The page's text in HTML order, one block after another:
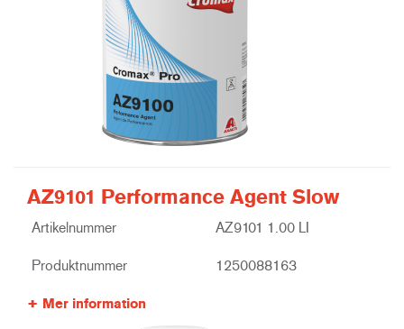
AZ9101 Performance Agent Slow
Artikelnummer AZ9101 1.00 LI
Produktnummer 1250088163
Mer information